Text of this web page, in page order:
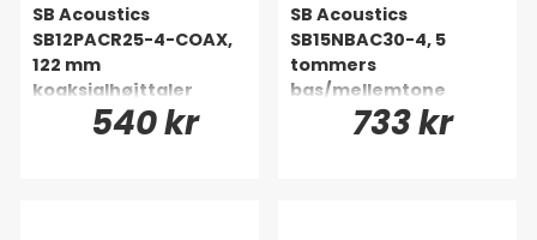
SB Acoustics
SB12PACR25-4-COAX,
122 mm
koaksialhøjttaler
540 kr
SB Acoustics
SB15NBAC30-4, 5
tommers
bas/mellemtone
733 kr